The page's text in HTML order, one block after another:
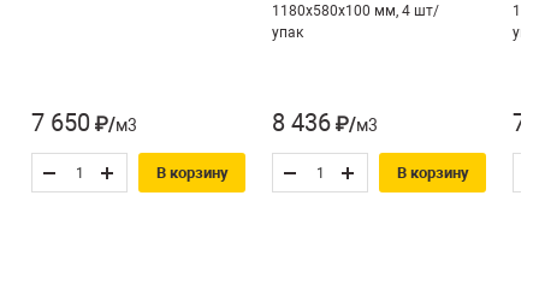
7 650 ₽/м3
В корзину
1180х580х100 мм, 4 шт/
упак
8 436 ₽/м3
В корзину
7